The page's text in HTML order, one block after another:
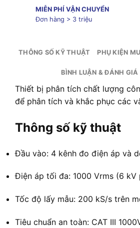
MIỄN PHÍ VẬN CHUYỂN
Đơn hàng > 3 triệu
THÔNG SỐ KỸ THUẬT PHỤ KIỆN
BÌNH LUẬN & ĐÁNH GIÁ
Thiết bị phân tích chất lượng
để phân tích và khắc phục các
Thông số kỹ thuật
Đầu vào: 4 kênh đo điện áp và
Điện áp tối đa: 1000 Vrms (6 kV
Tốc độ lấy mẫu: 200 kS/s trên
Tiêu chuẩn an toàn: CAT III